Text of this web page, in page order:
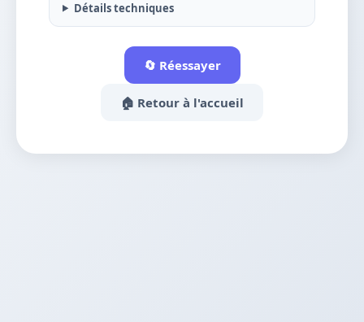
Détails techniques
🔄 Réessayer
🏠 Retour à l'accueil